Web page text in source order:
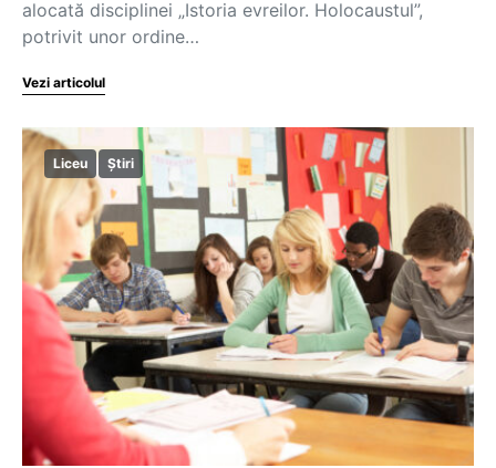
alocată disciplinei „Istoria evreilor. Holocaustul”,
potrivit unor ordine…
Vezi articolul
Liceu Știri